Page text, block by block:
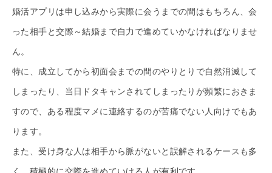
婚活アプリは申し込みから実際に会うまでの間はもちろん、会
った相手と交際～結婚まで自力で進めていかなければなりませ
ん。
特に、成立してから初面会までの間のやりとりで自然消滅して
しまったり、当日ドタキャンされてしまったりが頻繁におきま
すので、ある程度マメに連絡するのが苦痛でない人向けでもあ
ります。
また、受け身な人は相手から脈がないと誤解されるケースも多